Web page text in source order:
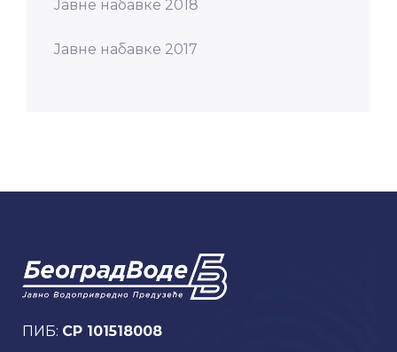
Јавне набавке 2018
Јавне набавке 2017
ПИБ: CP 101518008